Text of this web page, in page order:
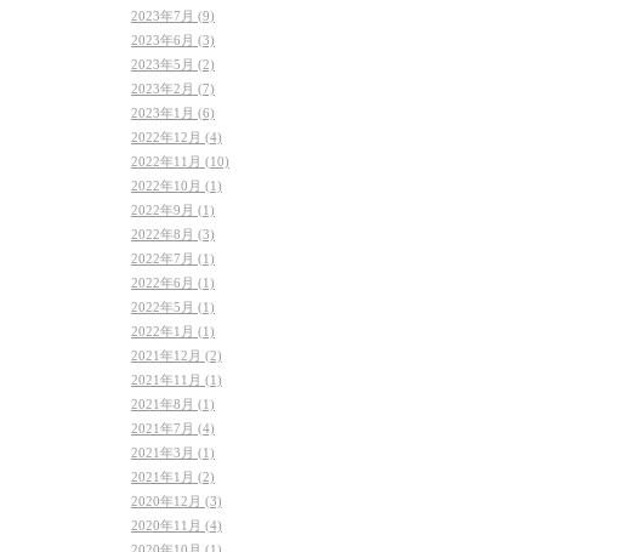
2023年7月 (9)
2023年6月 (3)
2023年5月 (2)
2023年2月 (7)
2023年1月 (6)
2022年12月 (4)
2022年11月 (10)
2022年10月 (1)
2022年9月 (1)
2022年8月 (3)
2022年7月 (1)
2022年6月 (1)
2022年5月 (1)
2022年1月 (1)
2021年12月 (2)
2021年11月 (1)
2021年8月 (1)
2021年7月 (4)
2021年3月 (1)
2021年1月 (2)
2020年12月 (3)
2020年11月 (4)